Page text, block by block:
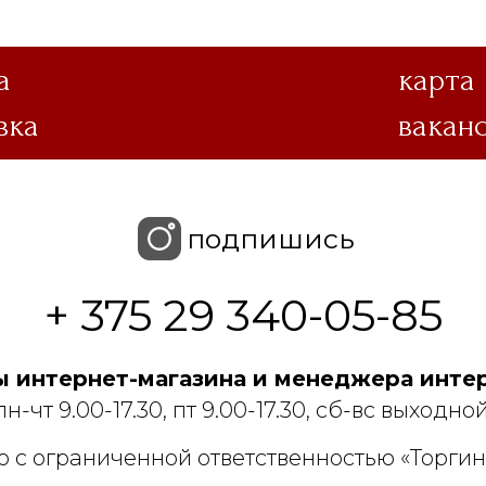
подпишись
+ 375 29 340-05-85
магазина и менеджера
чт 9.00-17.30, пт 9.00-17.30, сб-вс
ограниченной ответственностью